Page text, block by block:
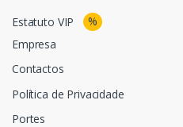
Estatuto VIP
%
Empresa
Contactos
Política de Privacidade
Portes